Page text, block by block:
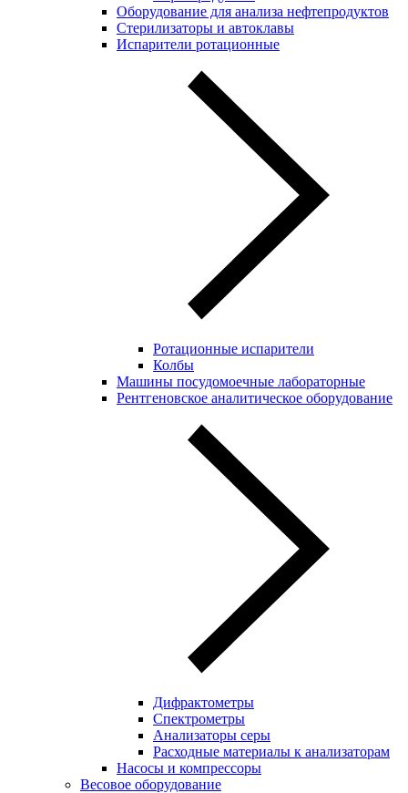
Оборудование для анализа нефтепродуктов
Стерилизаторы и автоклавы
Испарители ротационные
Ротационные испарители
Колбы
Машины посудомоечные лабораторные
Рентгеновское аналитическое оборудование
Дифрактометры
Спектрометры
Анализаторы серы
Расходные материалы к анализаторам
Насосы и компрессоры
Весовое оборудование